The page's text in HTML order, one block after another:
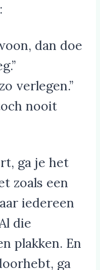
dan doe
verlegen.”
nooit
ga je het
zoals een
iedereen
die
plakken. En
ga